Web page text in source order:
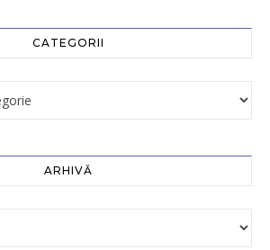
CATEGORII
ARHIVĂ